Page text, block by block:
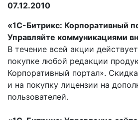
07.12.2010
«1С-Битрикс: Корпоративный
Управляйте коммуникациями
В течение всей акции
покупке любой редакции
Корпоративный портал».
и на покупку лицензии на
пользователей.